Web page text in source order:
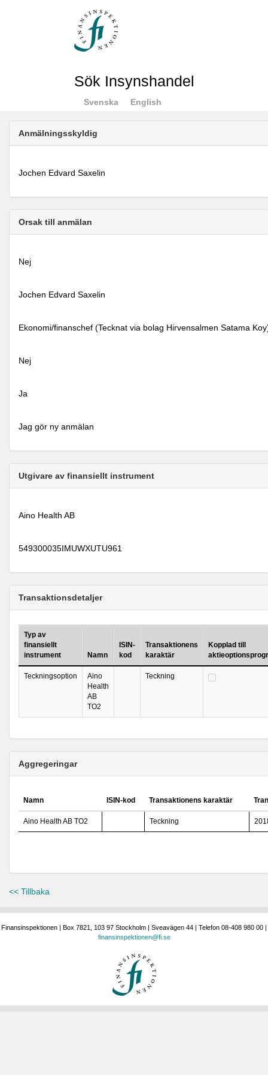
Sök Insynshandel
Svenska English
Anmälningsskyldig
Jochen Edvard Saxelin
Orsak till anmälan
Nej
Jochen Edvard Saxelin
Ekonomi/finanschef (Tecknat via bolag Hirvensalmen Satama
Nej
Ja
Jag gör ny anmälan
Utgivare av finansiellt instrument
Aino Health AB
549300035IMUWXUTU961
Transaktionsdetaljer
Typ av
finansiellt
instrument
Namn
ISIN-
kod
Transaktionens
karaktär
Kopplad till
Teckningsoption
Aino
Health
AB
TO2
Teckning
Aggregeringar
Namn ISIN-kod Transaktionens karaktär
Aino Health AB TO2 Teckning
<< Tillbaka
Finansinspektionen | Box 7821, 103 97 Stockholm | Sveavägen 44 | Telefon 08-408 980 00 |
finansinspektionen@fi.se